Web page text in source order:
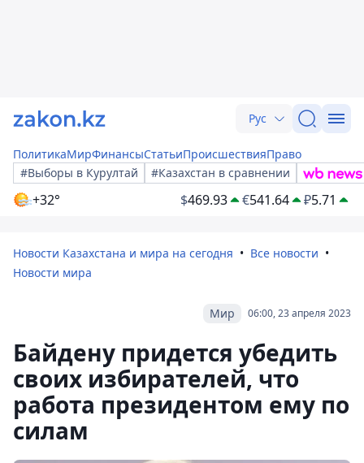
Рус
ПолитикаМирФинансыСтатьиПроисшествияПраво
#Выборы в Курултай
#Казахстан в сравнении
+32° $469.93 €541.64 ₽5.71
Новости Казахстана и мира на сегодня
Все новости
Новости мира
06:00, 23 апреля 2023
Мир
Байдену придется убедить
своих избирателей, что
работа президентом ему по
силам